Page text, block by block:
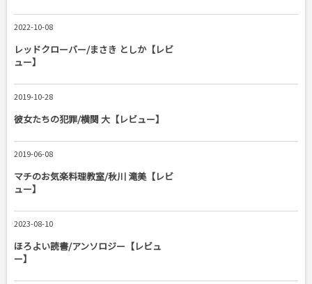
2022-10-08
レッドクローバー/まさき としか【レビ
ュー】
2019-10-28
彼女たちの犯罪/横関 大【レビュー】
2019-06-08
マチのお気楽料理教室/秋川 滝美【レビ
ュー】
2023-08-10
ほろよい読書/アンソロジー【レビュ
ー】